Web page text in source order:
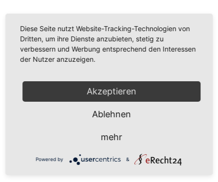
Ertragsrebsorten A-Z
in Deutschland
Tafeltraubensorten
Anbausysteme & Recht
Tafeltrauben A-Z Sortenbeschreibungen
Diese Seite nutzt Website-Tracking-Technologien von
Dritten, um ihre Dienste anzubieten, stetig zu
verbessern und Werbung entsprechend den Interessen
der Nutzer anzuzeigen.
Akzeptieren
Ablehnen
mehr
Powered by &